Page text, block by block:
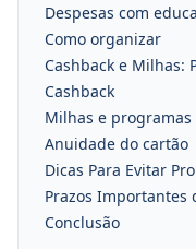
Despesas com
Como organizar
Cashback e Milhas:
Cashback
Milhas e programas
Anuidade do cartão
Dicas Para Evitar
Prazos Importantes
Conclusão